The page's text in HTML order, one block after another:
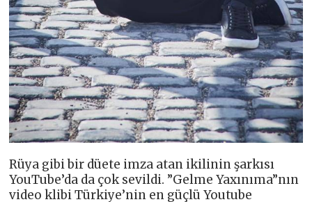
Rüya gibi bir düete imza atan ikilinin şarkısı
YouTube’da da çok sevildi. ”Gelme Yaxınıma”nın
video klibi Türkiye’nin en güçlü Youtube